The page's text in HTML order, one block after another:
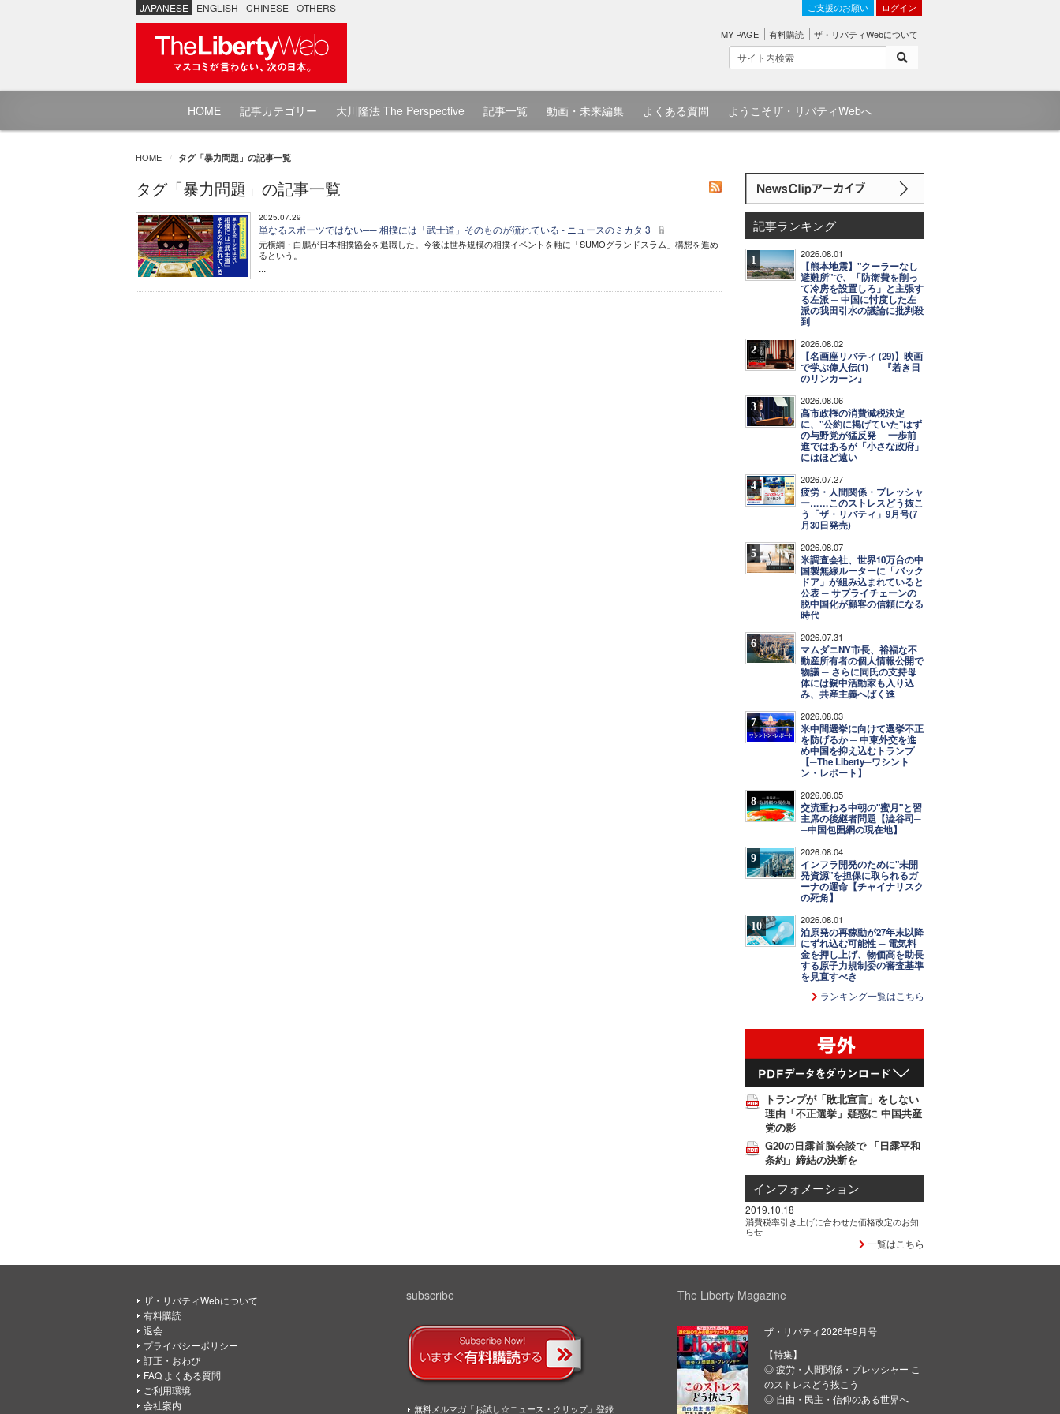
JAPANESE ENGLISH CHINESE OTHERS ご支援のお願い ログイン
MY PAGE 有料購読 ザ・リバティWebについて
HOME 記事カテゴリー 大川隆法 The Perspective 記事一覧 動画・未来編集 よくある質問 ようこそザ・リバティWebへ
HOME タグ「暴力問題」の記事一覧
タグ「暴力問題」の記事一覧
2025.07.29
単なるスポーツではない── 相撲には「武士道」そのものが流れている - ニュースのミカタ 3
元横綱・白鵬が日本相撲協会を退職した。今後は世界規模の相撲イベントを軸に「SUMOグランドスラム」構想を進め
るという。
...
記事ランキング
1 2026.08.01
【熊本地震】"クーラーなし
避難所"で、「防衛費を削っ
て冷房を設置しろ」と主張す
る左派 ─ 中国に忖度した左
派の我田引水の議論に批判殺
到
2 2026.08.02
【名画座リバティ (29)】映画
で学ぶ偉人伝(1)──『若き日
のリンカーン』
3 2026.08.06
高市政権の消費減税決定
に、"公約に掲げていた"はず
の与野党が猛反発 ─ 一歩前
進ではあるが「小さな政府」
にはほど遠い
4 2026.07.27
疲労・人間関係・プレッシャ
ー……このストレスどう抜こ
う「ザ・リバティ」9月号(7
月30日発売)
5 2026.08.07
米調査会社、世界10万台の中
国製無線ルーターに「バック
ドア」が組み込まれていると
公表 ─ サプライチェーンの
脱中国化が顧客の信頼になる
時代
6 2026.07.31
マムダニNY市長、裕福な不
動産所有者の個人情報公開で
物議 ─ さらに同氏の支持母
体には親中活動家も入り込
み、共産主義へばく進
7 2026.08.03
米中間選挙に向けて選挙不正
を防げるか ─ 中東外交を進
め中国を抑え込むトランプ
【─The Liberty─ワシント
ン・レポート】
8 2026.08.05
交流重ねる中朝の"蜜月"と習
主席の後継者問題【澁谷司─
─中国包囲網の現在地】
9 2026.08.04
インフラ開発のために"未開
発資源"を担保に取られるガ
ーナの運命【チャイナリスク
の死角】
10 2026.08.01
泊原発の再稼動が27年末以降
にずれ込む可能性 ─ 電気料
金を押し上げ、物価高を助長
する原子力規制委の審査基準
を見直すべき
ランキング一覧はこちら
トランプが「敗北宣言」をしない
理由「不正選挙」疑惑に 中国共産
党の影
G20の日露首脳会談で 「日露平和
条約」締結の決断を
インフォメーション
2019.10.18
消費税率引き上げに合わせた価格改定のお知
らせ
一覧はこちら
ザ・リバティWebについて
有料購読
退会
プライバシーポリシー
訂正・おわび
FAQ よくある質問
ご利用環境
会社案内
subscribe
無料メルマガ「お試し☆ニュース・クリップ」登録
The Liberty Magazine
ザ・リバティ2026年9月号
【特集】
◎ 疲労・人間関係・プレッシャー こ
のストレスどう抜こう
◎ 自由・民主・信仰のある世界へ